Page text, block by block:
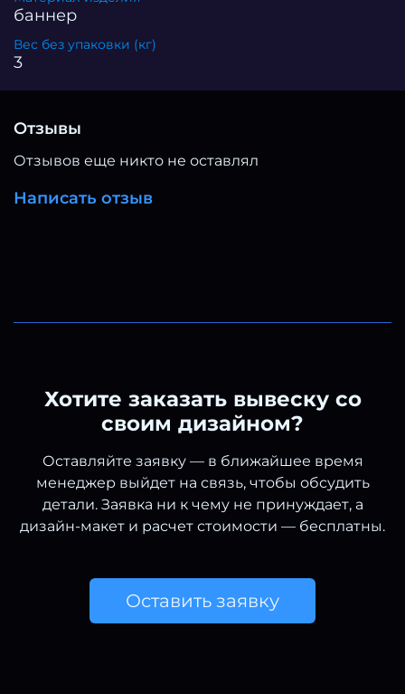
баннер
Вес без упаковки (кг)
3
Отзывы
Отзывов еще никто не оставлял
Написать отзыв
Хотите заказать вывеску со
своим дизайном?
Оставляйте заявку — в ближайшее время
менеджер выйдет на связь, чтобы обсудить
детали. Заявка ни к чему не принуждает, а
дизайн-макет и расчет стоимости — бесплатны.
Оставить заявку